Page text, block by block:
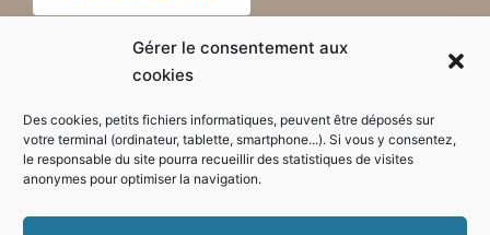
Gérer le consentement aux
cookies
Des cookies, petits fichiers informatiques, peuvent être déposés sur
votre terminal (ordinateur, tablette, smartphone...). Si vous y consentez,
le responsable du site pourra recueillir des statistiques de visites
anonymes pour optimiser la navigation.
Horaires d'ouverture de la mairie